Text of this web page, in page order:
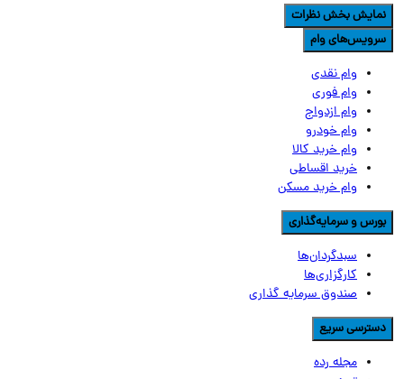
بخش نظرات
وام
وام نقدی
وام فوری
وام ازدواج
وام خودرو
وام خرید کالا
خرید اقساطی
وام خرید مسکن
و سرمایه‌گذاری
سبدگردان‌ها
کارگزاری‌ها
صندوق سرمایه گذاری
سریع
مجله رده